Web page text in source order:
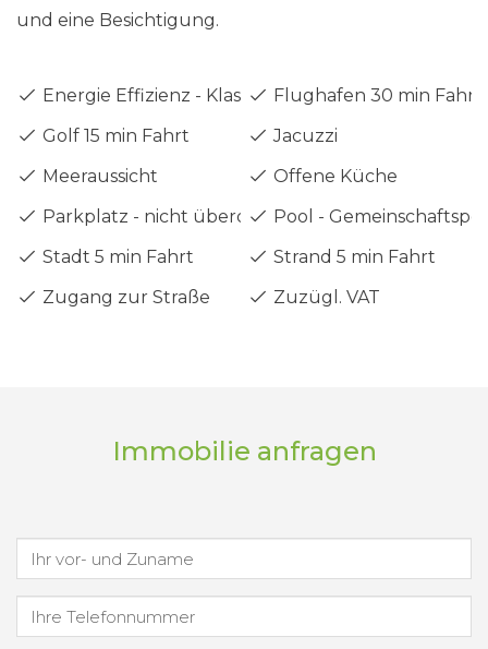
und eine Besichtigung.
Energie Effizienz - Klasse AFlughafen 30 min Fahrt
Golf 15 min Fahrt
Jacuzzi
Meeraussicht
Offene Küche
Parkplatz - nicht überdachtPool -
Stadt 5 min Fahrt
Strand 5 min Fahrt
Zugang zur Straße
Zuzügl. VAT
Immobilie anfragen